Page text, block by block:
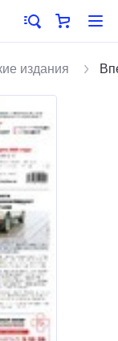
издания